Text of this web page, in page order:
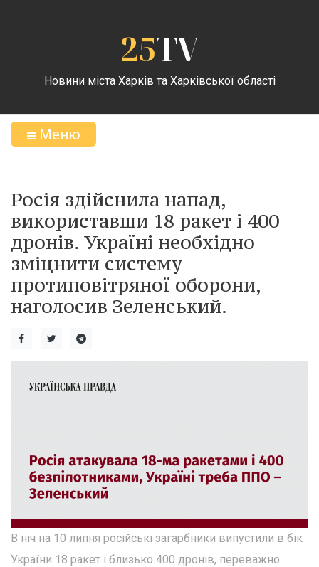
25TV
Новини міста Харків та Харківської області
Меню
Росія здійснила напад,
використавши 18 ракет і 400
дронів. Україні необхідно
зміцнити систему
протиповітряної оборони,
наголосив Зеленський.
В ніч на 10 липня російські загарбники випустили в бік
України 18 ракет і близько 400 дронів, переважно